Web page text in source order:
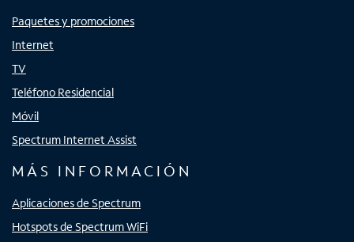
Paquetes y promociones
Internet
TV
Teléfono Residencial
Móvil
Spectrum Internet Assist
MÁS INFORMACIÓN
Aplicaciones de Spectrum
Hotspots de Spectrum WiFi